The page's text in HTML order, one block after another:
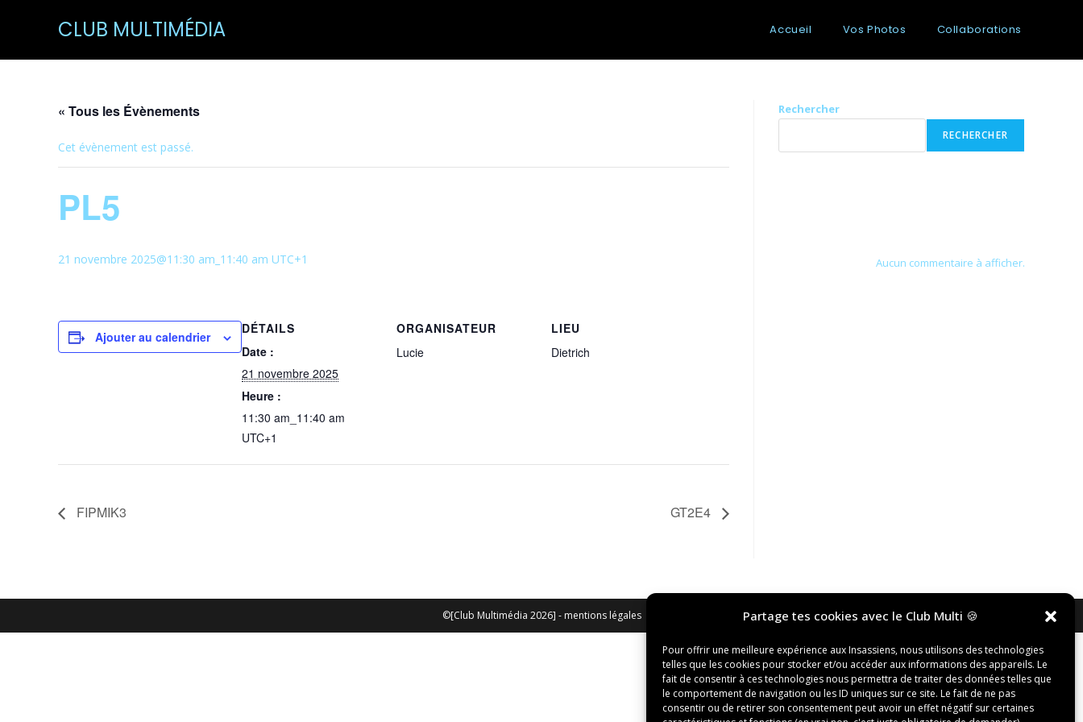
Partage tes cookies avec le Club Multi 🍪
Pour offrir une meilleure expérience aux Insassiens, nous utilisons des technologies
telles que les cookies pour stocker et/ou accéder aux informations des appareils. Le
fait de consentir à ces technologies nous permettra de traiter des données telles que
le comportement de navigation ou les ID uniques sur ce site. Le fait de ne pas
consentir ou de retirer son consentement peut avoir un effet négatif sur certaines
CLUB MULTIMÉDIA Accueil Vos Photos Collaborations
« Tous les Évènements
Cet évènement est passé.
PL5
21 novembre 2025@11:30 am 11:40 am UTC+1
Ajouter au calendrier
DÉTAILS
Date :
21 novembre 2025
Heure :
11:30 am_11:40 am
UTC+1
ORGANISATEUR
Lucie
LIEU
Dietrich
FIPMIK3 GT2E4
Rechercher
RECHERCHER
Aucun commentaire à afficher.
©[Club Multimédia 2026] - mentions légales